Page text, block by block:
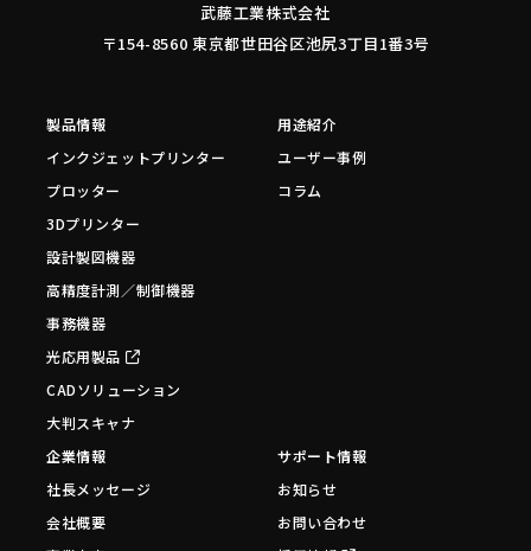
武藤工業株式会社
〒154-8560 東京都世田谷区池尻3丁目1番3号
製品情報
インクジェットプリンター
プロッター
3Dプリンター
設計製図機器
高精度計測／制御機器
事務機器
光応用製品
CADソリューション
大判スキャナ
用途紹介
ユーザー事例
コラム
企業情報
社長メッセージ
会社概要
サポート情報
お知らせ
お問い合わせ